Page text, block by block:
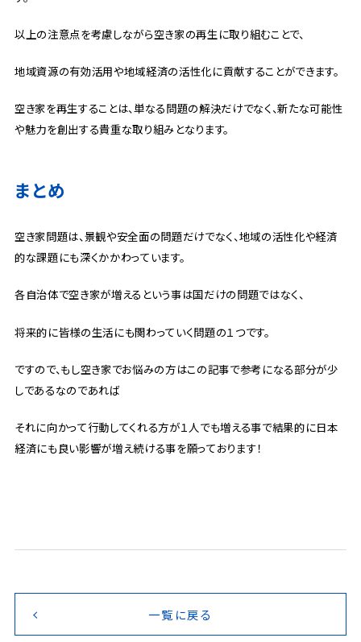
以上の注意点を考慮しながら空き家の再生に取り組むことで、
地域資源の有効活用や地域経済の活性化に貢献することができます。
空き家を再生することは、単なる問題の解決だけでなく、新たな可能性
や魅力を創出する貴重な取り組みとなります。
まとめ
空き家問題は、景観や安全面の問題だけでなく、地域の活性化や経済
的な課題にも深くかかわっています。
各自治体で空き家が増えるという事は国だけの問題ではなく、
将来的に皆様の生活にも関わっていく問題の１つです。
ですので、もし空き家でお悩みの方はこの記事で参考になる部分が少
しであるなのであれば
それに向かって行動してくれる方が１人でも増える事で結果的に日本
経済にも良い影響が増え続ける事を願っております！
一覧に戻る